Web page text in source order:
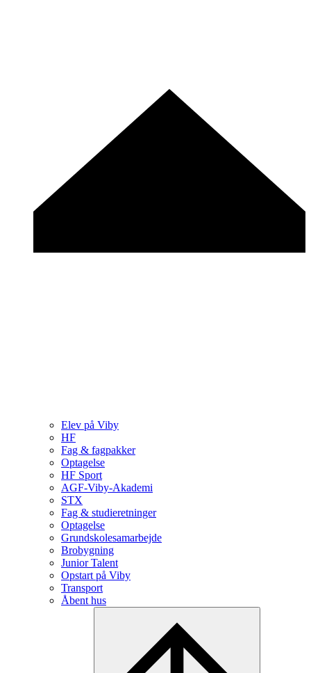
Elev på Viby
HF
Fag & fagpakker
Optagelse
HF Sport
AGF-Viby-Akademi
STX
Fag & studieretninger
Optagelse
Grundskolesamarbejde
Brobygning
Junior Talent
Opstart på Viby
Transport
Åbent hus